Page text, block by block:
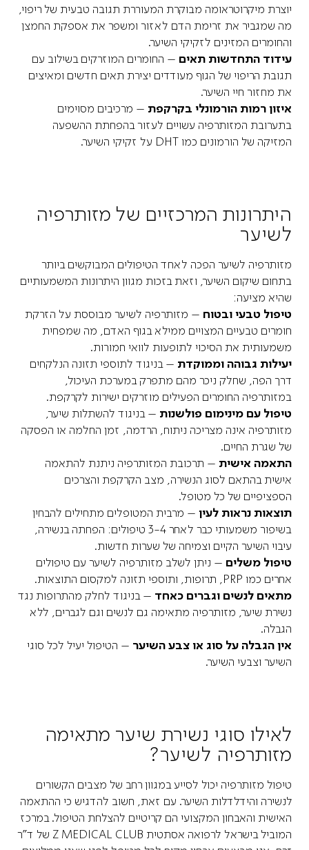
יוצרת מיקרוטראומה מבוקרת המעוררת תגובה טבעית של ריפוי,
מה שמגביר את זרימת הדם לאזור ומשפר את אספקת החמצן
והחומרים המזינים לזקיקי השיער.
עידוד התחדשות תאים– החומרים המוזרקים בשילוב עם
תגובת הריפוי של הגוף מעודדים יצירת תאים חדשים ומאיצים
את מחזור חיי השיער.
איזון רמות הורמונלי בקרקפת– מרכיבים מסוימים
בתערובת המזותרפיה עשויים לעזור בהפחתת ההשפעה
המזיקה של הורמונים כמו DHT על זקיקי השיער.
היתרונות המרכזיים של מזותרפיה
לשיער
מזותרפיה לשיער הפכה לאחד הטיפולים המבוקשים ביותר
בתחום שיקום השיער, וזאת בזכות מגוון היתרונות המשמעותיים
שהיא מציעה:
טיפול טבעי ובטוח– מזותרפיה לשיער מבוססת על הזרקת
חומרים טבעיים המצויים ממילא בגוף האדם, מה שמפחית
משמעותית את הסיכוי לתופעות לוואי חמורות.
יעילות גבוהה וממוקדת– בניגוד לתוספי תזונה הנלקחים
דרך הפה, שחלק ניכר מהם מתפרק במערכת העיכול,
במזותרפיה החומרים הפעילים מוזרקים ישירות לקרקפת.
טיפול עם מינימום פולשנות– בניגוד להשתלות שיער,
מזותרפיה אינה מצריכה ניתוח, הרדמה, זמן החלמה או הפסקה
של שגרת החיים.
התאמה אישית– תרכובת המזותרפיה ניתנת להתאמה
אישית בהתאם לסוג הנשירה, מצב הקרקפת והצרכים
הספציפיים של כל מטופל.
תוצאות נראות לעין– מרבית המטופלים מתחילים להבחין
בשיפור משמעותי כבר לאחר 3-4 טיפולים: הפחתה בנשירה,
עיבוי השיער הקיים וצמיחה של שערות חדשות.
טיפול משלים– ניתן לשלב מזותרפיה לשיער עם טיפולים
אחרים כמו PRP, תרופות, ותוספי תזונה למקסום התוצאות.
מתאים לנשים וגברים כאחד– בניגוד לחלק מהתרופות נגד
נשירת שיער, מזותרפיה מתאימה גם לנשים וגם לגברים, ללא
הגבלה.
אין הגבלה על סוג או צבע השיער– הטיפול יעיל לכל סוגי
השיער וצבעי השיער.
לאילו סוגי נשירת שיער מתאימה
מזותרפיה לשיער?
טיפול מזותרפיה יכול לסייע במגוון רחב של מצבים הקשורים
לנשירה והידלדלות השיער. עם זאת, חשוב להדגיש כי ההתאמה
האישית והאבחון המקצועי הם קריטיים להצלחת הטיפול. במרכז
המוביל בישראל לרפואה אסתטית Z MEDICAL CLUB של ד"ר